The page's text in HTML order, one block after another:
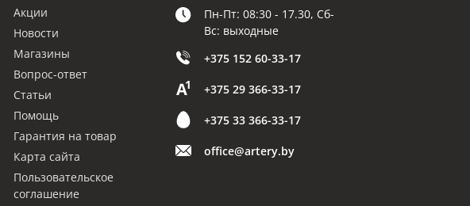
Акции
Новости
Магазины
Вопрос-ответ
Статьи
Помощь
Гарантия на товар
Карта сайта
Пользовательское
соглашение
Пн-Пт: 08:30 - 17.30, Сб-
Вс: выходные
+375 152 60-33-17
+375 29 366-33-17
+375 33 366-33-17
office@artery.by